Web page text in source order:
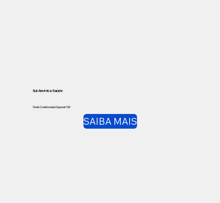
Sul América Saúde
Rede Credenciada Especial 100
SAIBA MAIS